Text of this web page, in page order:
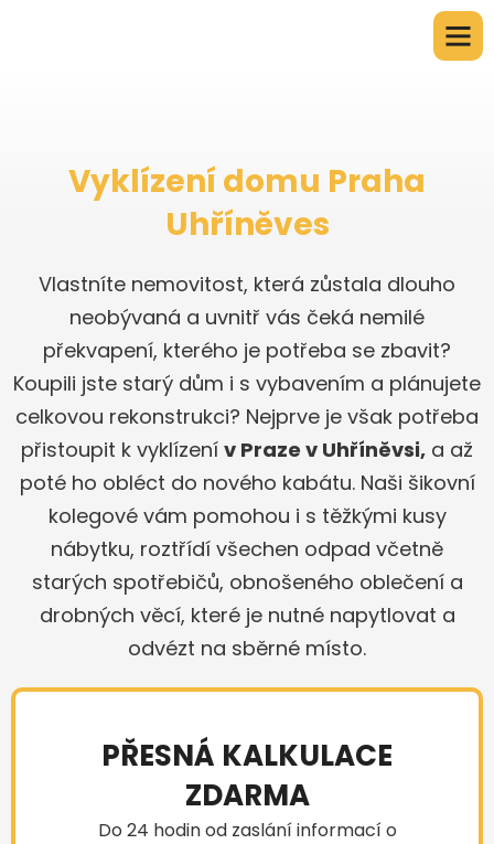
Vyklízení domu Praha
Uhříněves
Vlastníte nemovitost, která zůstala dlouho
neobývaná a uvnitř vás čeká nemilé
překvapení, kterého je potřeba se zbavit?
Koupili jste starý dům i s vybavením a plánujete
celkovou rekonstrukci? Nejprve je však potřeba
přistoupit k vyklízení v Praze v Uhříněvsi, a až
poté ho obléct do nového kabátu. Naši šikovní
kolegové vám pomohou i s těžkými kusy
nábytku, roztřídí všechen odpad včetně
starých spotřebičů, obnošeného oblečení a
drobných věcí, které je nutné napytlovat a
odvézt na sběrné místo.
PŘESNÁ KALKULACE
ZDARMA
Do 24 hodin od zaslání informací o